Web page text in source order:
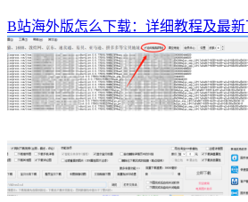
B站海外版怎么下载：详细教程及最